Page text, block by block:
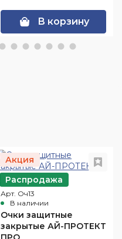
В корзину
Акция
Распродажа
Арт. Оч13
В наличии
Очки защитные
закрытые АЙ-ПРОТЕКТ